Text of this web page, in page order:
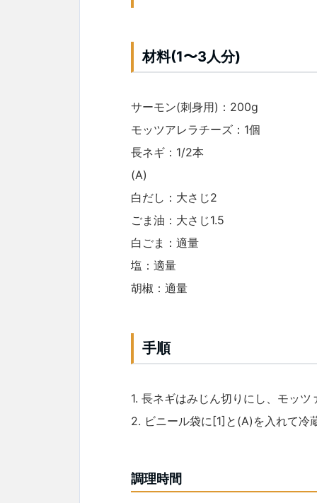
材料(1〜3人分)
サーモン(刺身用)：200g
モッツアレラチーズ：1個
長ネギ：1/2本
(A)
白だし：大さじ2
ごま油：大さじ1.5
白ごま：適量
塩：適量
胡椒：適量
手順
1. 長ネギはみじん切りにし、モッ
2. ビニール袋に[1]と(A)を入れて冷
調理時間